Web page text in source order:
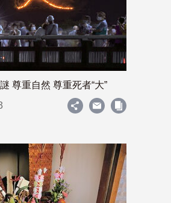
尊重自然 尊重死者“大”